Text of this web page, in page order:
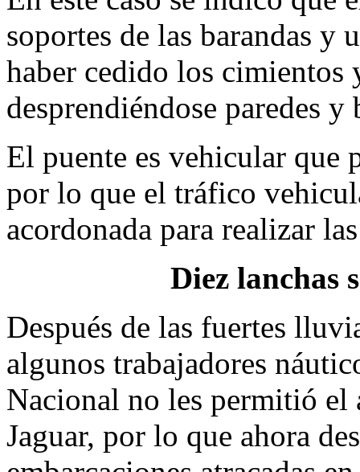
soportes de las barandas y
haber cedido los cimientos
desprendiéndose paredes
El puente es vehicular que
por lo que el tráfico
acordonada para realizar
Diez lanchas
Después de las fuertes
algunos trabajadores
Nacional no les permitió el
Jaguar, por lo que ahora